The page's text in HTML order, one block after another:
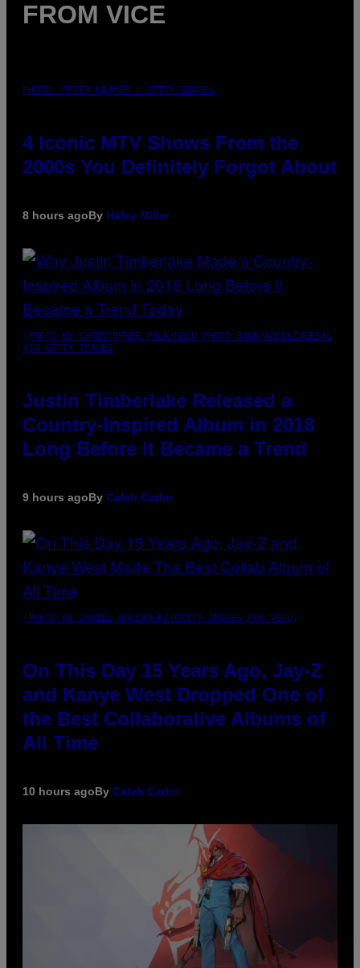
FROM VICE
PHOTO: PETER KRAMER / GETTY IMAGES
4 Iconic MTV Shows From the
2000s You Definitely Forgot About
8 hours agoBy Haley Miller
(PHOTO BY CHRISTOPHER POLK/NBCU PHOTO BANK/NBCUNIVERSAL
VIA GETTY IMAGES)
Justin Timberlake Released a
Country-Inspired Album in 2018
Long Before It Became a Trend
9 hours agoBy Caleb Catlin
(PHOTO BY DANIEL BOCZARSKI/GETTY IMAGES FOR VEVO)
On This Day 15 Years Ago, Jay-Z
and Kanye West Dropped One of
the Best Collaborative Albums of
All Time
10 hours agoBy Caleb Catlin